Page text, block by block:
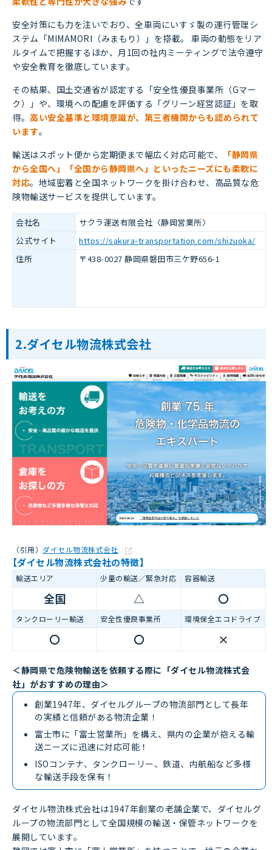
安全対策にも力を注いでおり、全車両にいすゞ製の運行管理シ
ステム「MIMAMORI（みまもり）」を搭載。 車両の動態をリア
ルタイムで把握するほか、月1回の社内ミーティングで法令遵守
や安全教育を徹底しています。
その結果、国土交通省が認定する「安全性優良事業所（Gマー
ク）」や、環境への配慮を評価する「グリーン経営認証」を取
得。 高い安全基準と環境意識が、第三者機関からも認められて
います。
輸送はスポット便から定期便まで幅広く対応可能で、
「静岡県
から全国へ」「全国から静岡県へ」といったニーズにも柔軟に
対応。地域密着と全国ネットワークを掛け合わせ、高品質な危
険物輸送サービスを提供しています。
会社名
サクラ運送有限会社〈静岡営業所〉
公式サイト
https://sakura-transportation.com/shizuoka/
住所
〒438-0027 静岡県磐田市三ケ野656-1
2.ダイセル物流株式会社
（引用） ダイセル物流株式会社
【ダイセル物流株式会社の特徴】
輸送エリア 少量の輸送／緊急対応 容器輸送
全国 △ 〇
タンクローリー輸送 安全性優良事業所 環境保全エコドライブ
〇 〇 ×
＜静岡県で危険物輸送を依頼する際に「ダイセル物流株式会
社」がおすすめの理由＞
創業1947年、ダイセルグループの物流部門として長年
の実績と信頼がある物流企業！
富士市に「富士営業所」を構え、県内の企業が抱える輸
送ニーズに迅速に対応可能！
ISOコンテナ、タンクローリー、鉄道、内航船など多様
な輸送手段を保有！
ダイセル物流株式会社は1947年創業の老舗企業で、ダイセルグ
ループの物流部門として全国規模の輸送・保管ネットワークを
展開しています。